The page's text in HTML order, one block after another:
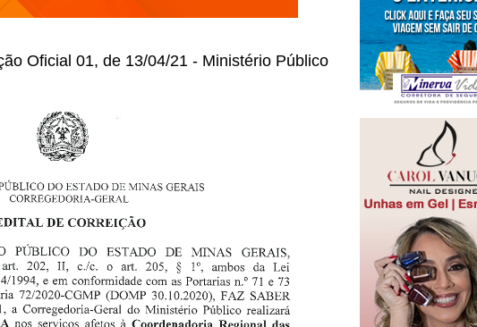
Oficial 01, de 13/04/21 - Ministério Público